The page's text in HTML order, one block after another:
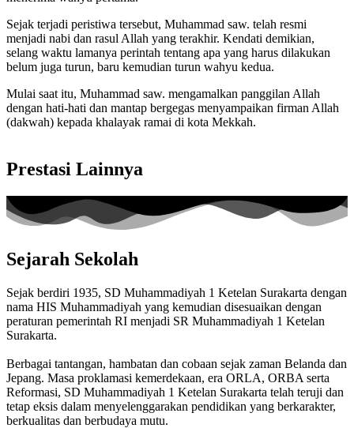
Sejak terjadi peristiwa tersebut, Muhammad saw. telah resmi
menjadi nabi dan rasul Allah yang terakhir. Kendati demikian,
selang waktu lamanya perintah tentang apa yang harus dilakukan
belum juga turun, baru kemudian turun wahyu kedua.
Mulai saat itu, Muhammad saw. mengamalkan panggilan Allah
dengan hati-hati dan mantap bergegas menyampaikan firman Allah
(dakwah) kepada khalayak ramai di kota Mekkah.
Prestasi Lainnya
Sejarah Sekolah
Sejak berdiri 1935, SD Muhammadiyah 1 Ketelan Surakarta dengan
nama HIS Muhammadiyah yang kemudian disesuaikan dengan
peraturan pemerintah RI menjadi SR Muhammadiyah 1 Ketelan
Surakarta.
Berbagai tantangan, hambatan dan cobaan sejak zaman Belanda dan
Jepang. Masa proklamasi kemerdekaan, era ORLA, ORBA serta
Reformasi, SD Muhammadiyah 1 Ketelan Surakarta telah teruji dan
tetap eksis dalam menyelenggarakan pendidikan yang berkarakter,
berkualitas dan berbudaya mutu.